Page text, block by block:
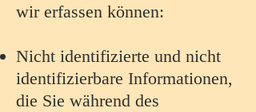
wir erfassen können:
Nicht identifizierte und nicht
identifizierbare Informationen,
die Sie während des